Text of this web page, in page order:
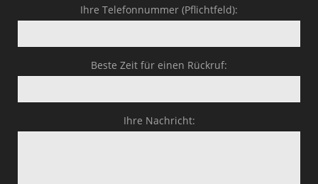
Ihre Telefonnummer (Pflichtfeld):
Beste Zeit für einen Rückruf:
Ihre Nachricht: